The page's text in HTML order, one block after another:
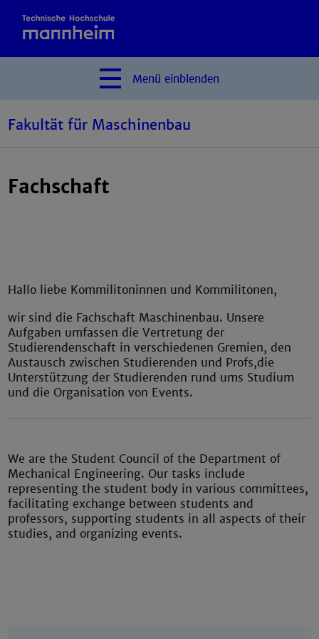
Menü einblenden
Fakultät für Maschinenbau
Fachschaft
Hallo liebe Kommilitoninnen und Kommilitonen,
wir sind die Fachschaft Maschinenbau. Unsere
Aufgaben umfassen die Vertretung der
Studierendenschaft in verschiedenen Gremien, den
Austausch zwischen Studierenden und Profs,die
Unterstützung der Studierenden rund ums Studium
und die Organisation von Events.
We are the Student Council of the Department of
Mechanical Engineering. Our tasks include
representing the student body in various committees,
facilitating exchange between students and
professors, supporting students in all aspects of their
studies, and organizing events.